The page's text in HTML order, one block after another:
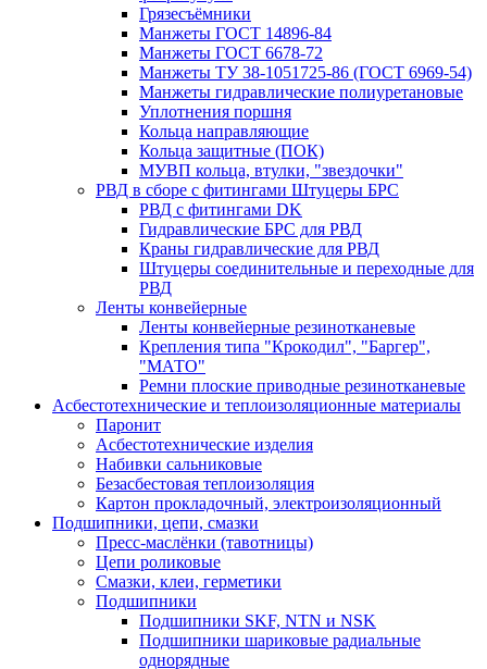
Грязесъёмники
Манжеты ГОСТ 14896-84
Манжеты ГОСТ 6678-72
Манжеты ТУ 38-1051725-86 (ГОСТ 6969-54)
Манжеты гидравлические полиуретановые
Уплотнения поршня
Кольца направляющие
Кольца защитные (ПОК)
МУВП кольца, втулки, "звездочки"
РВД в сборе с фитингами Штуцеры БРС
РВД с фитингами DK
Гидравлические БРС для РВД
Краны гидравлические для РВД
Штуцеры соединительные и переходные для
РВД
Ленты конвейерные
Ленты конвейерные резинотканевые
Крепления типа "Крокодил", "Баргер",
"МАТО"
Ремни плоские приводные резинотканевые
Асбестотехнические и теплоизоляционные материалы
Паронит
Асбестотехнические изделия
Набивки сальниковые
Безасбестовая теплоизоляция
Картон прокладочный, электроизоляционный
Подшипники, цепи, смазки
Пресс-маслёнки (тавотницы)
Цепи роликовые
Смазки, клеи, герметики
Подшипники
Подшипники SKF, NTN и NSK
Подшипники шариковые радиальные
однорядные